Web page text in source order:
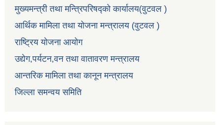
मुख्यमन्त्री तथा मन्त्रिपरिषद्को कार्यालय(वुटवल )
आर्थिक मामिला तथा योजना मन्त्रालय (वुटवल )
राष्ट्रिय योजना आयोग
उद्येग,पर्यटन,वन तथा वातावरण मन्त्रालय
आन्तरिक मामिला तथा कानून मन्त्रालय
जिल्ला समन्वय समिति